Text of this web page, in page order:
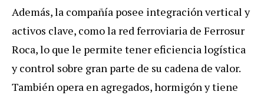
Además, la compañía posee integración vertical y
activos clave, como la red ferroviaria de Ferrosur
Roca, lo que le permite tener eficiencia logística
y control sobre gran parte de su cadena de valor.
También opera en agregados, hormigón y tiene